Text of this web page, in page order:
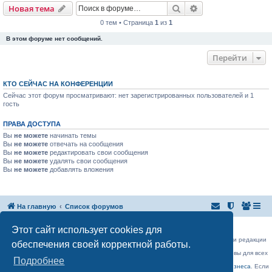
Этот сайт использует cookies для
обеспечения своей корректной работы.
Подробнее
Новая тема Поиск
0 тем • Страница 1 из 1
В этом форуме нет сообщений.
Перейти
КТО СЕЙЧАС НА КОНФЕРЕНЦИИ
Сейчас этот форум просматривают: нет зарегистрированных пользователей и 1
гость
ПРАВА ДОСТУПА
Вы не можете начинать темы
Вы не можете отвечать на сообщения
Вы не можете редактировать свои сообщения
Вы не можете удалять свои сообщения
Вы не можете добавлять вложения
На главную Список форумов
Российская Ассоциация Развития Игорного Бизнеса
Эл. почта: admin@rarib.ru office@rarib.ru
использование материалов сайта возможно только при письменном согласии редакции
RARIB.RU
На нашем портале правила размещения объявлений и информации одинаковы для всех
пользователей, в соответствии с соблюдением правил Форума!,
за исключением блока Форума:
Официальные форумы деятелей игорного бизнеса . Если